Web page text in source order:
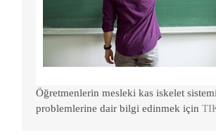
Öğretmenlerin mesleki kas iskelet
problemlerine dair bilgi edinmek için